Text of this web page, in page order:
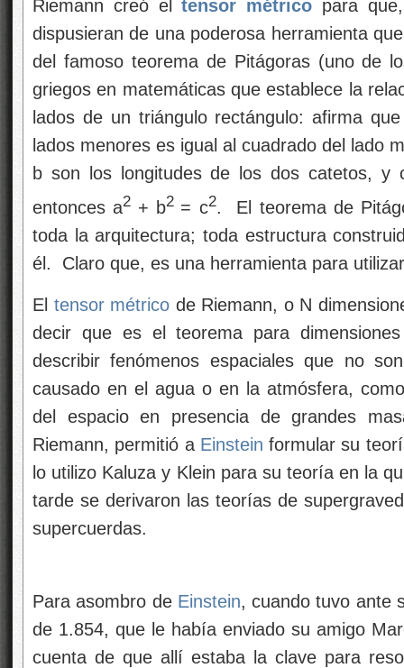
Riemann creó eltensor métrico para
dispusieran de una poderosa herramienta
del famoso teorema de Pitágoras (uno de
griegos en matemáticas que establece la
lados de un triángulo rectángulo: afirma
lados menores es igual al cuadrado del lado
b son los longitudes de los dos catetos, y
entonces a2 + b2 = c2. El teorema de
toda la arquitectura; toda estructura
él. Claro que, es una herramienta para
El tensor métrico de Riemann, o N
decir que es el teorema para
describir fenómenos espaciales que no
causado en el agua o en la atmósfera,
del espacio en presencia de grandes
Riemann, permitió a Einstein formular su
lo utilizo Kaluza y Klein para su teoría en la
tarde se derivaron las teorías de
supercuerdas.
Para asombro de Einstein, cuando tuvo ante
de 1.854, que le había enviado su amigo
cuenta de que allí estaba la clave para